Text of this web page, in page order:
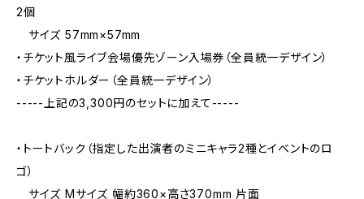
2個
サイズ 57mm×57mm
・チケット風ライブ会場優先ゾーン入場券（全員統一デザイン）
・チケットホルダー（全員統一デザイン）
-----上記の3,300円のセットに加えて-----
・トートバック（指定した出演者のミニキャラ2種とイベントのロ
ゴ）
サイズ Mサイズ 幅約360×高さ370mm 片面